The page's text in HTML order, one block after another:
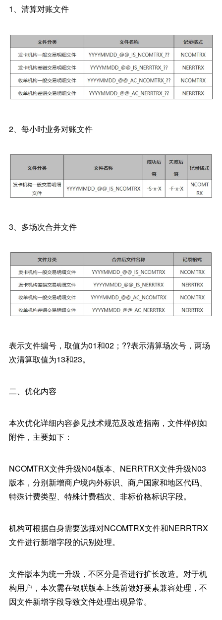
1、清算对账文件
2、每小时业务对账文件
3、多场次合并文件
表示文件编号，取值为01和02；??表示清算场次号，两场
次清算取值为13和23。
二、优化内容
本次优化详细内容参见技术规范及改造指南，文件样例如
附件，主要如下：
NCOMTRX文件升级N04版本、NERRTRX文件升级N03
版本，分别新增商户境内外标识、商户国家和地区代码、
特殊计费类型、特殊计费档次、非标价格标识字段。
机构可根据自身需要选择对NCOMTRX文件和NERRTRX
文件进行新增字段的识别处理。
文件版本为统一升级，不区分是否进行扩长改造。对于机
构用户，本次需在银联版本上线前做好要素兼容处理，不
因文件新增字段导致文件处理出现异常。